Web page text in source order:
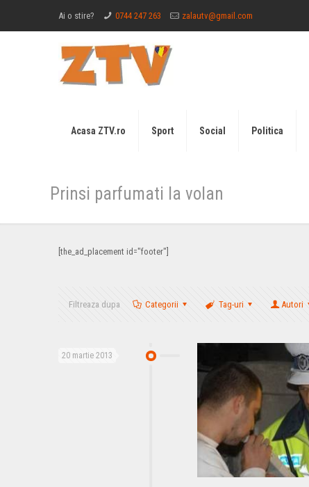
Ai o stire? 0744 247 263 zalautv@gmail.com
Acasa ZTV.ro Sport Social Politica
Prinsi parfumati la volan
[the_ad_placement id="footer"]
Filtreaza dupa Categorii Tag-uri Autori
20 martie 2013